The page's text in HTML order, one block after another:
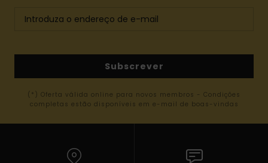
Subscrever
(*) Oferta válida online para novos membros - Condições
completas estão disponíveis em e-mail de boas-vindas